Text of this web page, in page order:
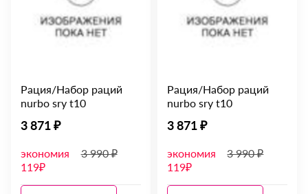
Рация/Набор раций
nurbo sry t10
3 871 ₽
экономия
119₽
3 990 ₽
Рация/Набор раций
nurbo sry t10
3 871 ₽
экономия
119₽
3 990 ₽